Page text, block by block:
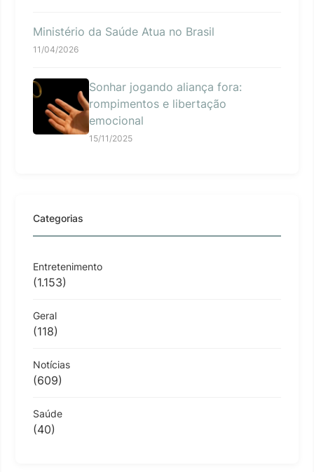
Ministério da Saúde Atua no Brasil
11/04/2026
Sonhar jogando aliança fora:
rompimentos e libertação
emocional
15/11/2025
Categorias
Entretenimento
(1.153)
Geral
(118)
Notícias
(609)
Saúde
(40)